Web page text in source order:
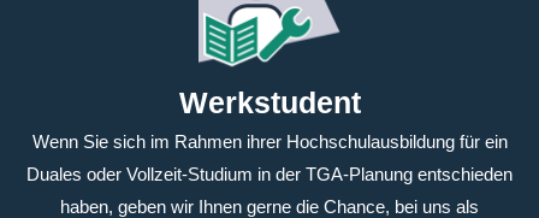
Werkstudent
Wenn Sie sich im Rahmen ihrer Hochschulausbildung für ein
Duales oder Vollzeit-Studium in der TGA-Planung entschieden
haben, geben wir Ihnen gerne die Chance, bei uns als